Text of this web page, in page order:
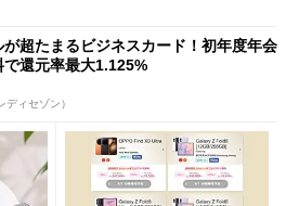
が超たまるビジネスカード！初年度年会
で還元率最大1.125%
ディセゾン）